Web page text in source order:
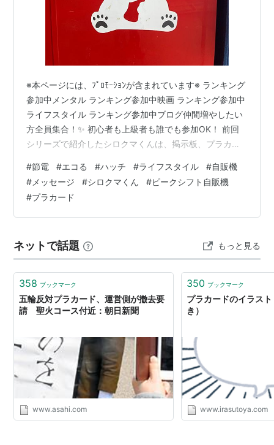
※本ページには、ﾌﾟﾛﾓｰｼｮﾝが含まれています※ ランキング
参加中メンタル ランキング参加中映画 ランキング参加中
ライフスタイル ランキング参加中ブログ仲間増やしたい
方全員集合！✨ 初心者も上級者も誰でも参加OK！ 前回
シリーズで紹介したシロクマくんは、掲示板、プラカー
ていたが、今回は、シロクマくんのセリフ風に吹き出し
でメッセージが呈示されている。 前回シリーズリンク
hatch51.com そもそも、本シリーズ開始に当たって、自
販機にある数種の環境配慮のメッセージを深掘りしたい
ープの創始者で…
#節電 #エコる #ハッチ #ライフスタイル #自販機
# メッセージ #シロクマくん #ピークシフト自販機
#プラカード
ネットで話題 もっと見る
358 ブックマーク
五輪反対プラカード、運営側が撤去要
請 聖火コース付近：朝日新聞
www.asahi.com
350 ブックマーク
プラカードのイラス
き）
www.irasutoya.com